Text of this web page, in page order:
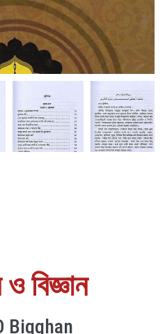
বিজ্ঞান
Bigghan